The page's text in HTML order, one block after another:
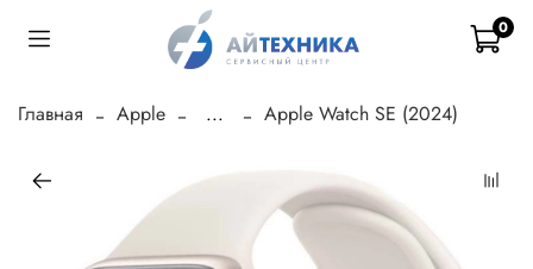
0
Главная Apple ... Apple Watch SE (2024)